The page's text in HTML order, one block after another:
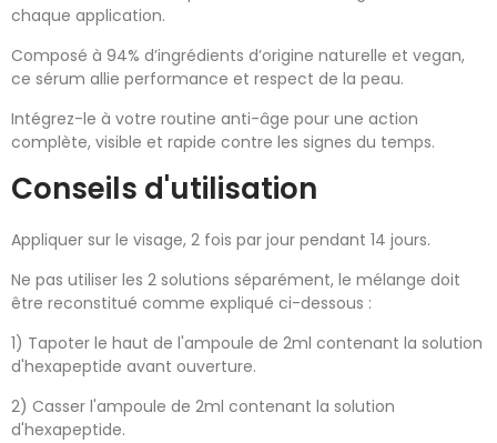
chaque application.
Composé à 94% d’ingrédients d’origine naturelle et vegan,
ce sérum allie performance et respect de la peau.
Intégrez-le à votre routine anti-âge pour une action
complète, visible et rapide contre les signes du temps.
Conseils d'utilisation
Appliquer sur le visage, 2 fois par jour pendant 14 jours.
Ne pas utiliser les 2 solutions séparément, le mélange doit
être reconstitué comme expliqué ci-dessous :
1) Tapoter le haut de l'ampoule de 2ml contenant la solution
d'hexapeptide avant ouverture.
2) Casser l'ampoule de 2ml contenant la solution
d'hexapeptide.